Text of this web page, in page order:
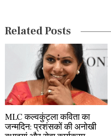
n
Related Posts
MLC कल्वकुंट्ला कविता का
जन्मदिन: प्रशंसकों की अनोखी